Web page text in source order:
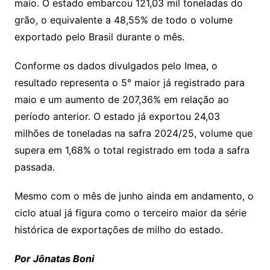
maio. O estado embarcou 121,03 mil toneladas do
grão, o equivalente a 48,55% de todo o volume
exportado pelo Brasil durante o mês.
Conforme os dados divulgados pelo Imea, o
resultado representa o 5° maior já registrado para
maio e um aumento de 207,36% em relação ao
período anterior. O estado já exportou 24,03
milhões de toneladas na safra 2024/25, volume que
supera em 1,68% o total registrado em toda a safra
passada.
Mesmo com o mês de junho ainda em andamento, o
ciclo atual já figura como o terceiro maior da série
histórica de exportações de milho do estado.
Por Jônatas Boni